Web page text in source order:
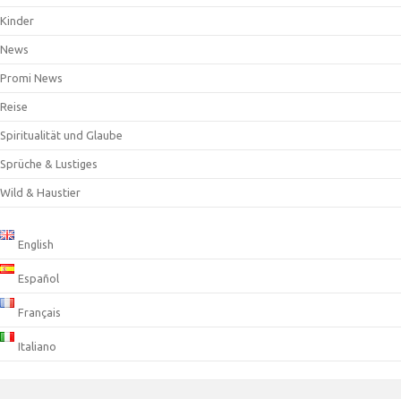
Kinder
News
Promi News
Reise
Spiritualität und Glaube
Sprüche & Lustiges
Wild & Haustier
English
Español
Français
Italiano